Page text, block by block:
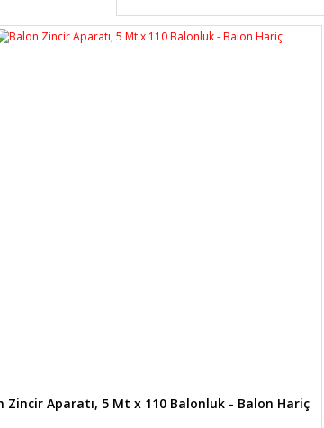
Zincir Aparatı, 5 Mt x 110 Balonluk - Balon Hariç